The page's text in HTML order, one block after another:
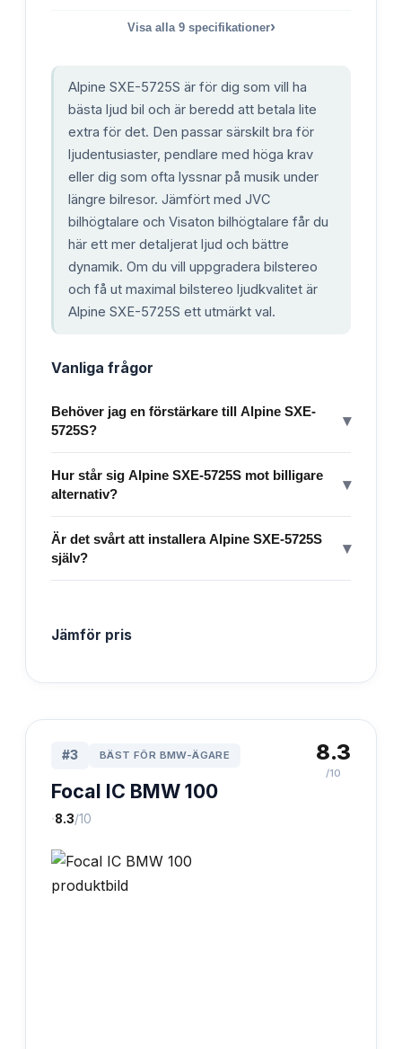
Visa alla 9specifikationer›
Alpine SXE-5725S är för dig som vill ha
bästa ljud bil och är beredd att betala lite
extra för det. Den passar särskilt bra för
ljudentusiaster, pendlare med höga krav
eller dig som ofta lyssnar på musik under
längre bilresor. Jämfört med JVC
bilhögtalare och Visaton bilhögtalare får du
här ett mer detaljerat ljud och bättre
dynamik. Om du vill uppgradera bilstereo
och få ut maximal bilstereo ljudkvalitet är
Alpine SXE-5725S ett utmärkt val.
Vanliga frågor
Behöver jag en förstärkare till Alpine SXE-
5725S?
▾
Hur står sig Alpine SXE-5725S mot billigare
alternativ?
▾
Är det svårt att installera Alpine SXE-5725S
själv?
▾
Jämför pris
#3 BÄST FÖR BMW-ÄGARE
Focal IC BMW 100
·8.3/10
8.3
/10